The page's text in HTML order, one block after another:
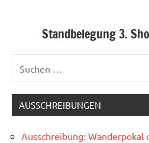
Standbelegung 3.
nach:
AUSSCHREIBUNGEN
Ausschreibung: Wanderpokal